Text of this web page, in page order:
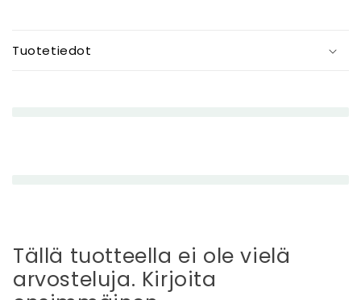
e
ä
s
i
Tuotetiedot
Tällä tuotteella ei ole vielä
arvosteluja. Kirjoita